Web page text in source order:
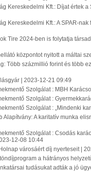
Kereskedelmi Kft.: Díjat értek
Kereskedelmi Kft.: A SPAR-
Tire 2024-ben is folytatja
központot nyitott a máltai
Több százmillió forint és több
| 2023-12-21 09:49
Szolgálat : MBH
Szolgálat :
Szolgálat : „Mindenki
Alapítvány: A karitatív munka
Szolgálat : Csodás
12-08 10:44
városáért díj nyerteseit |
a hátrányos
tudásukat adták a jó